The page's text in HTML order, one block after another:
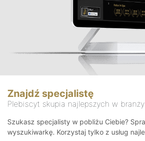
Znajdź specjalistę
Plebiscyt skupia najlepszych w branży
Szukasz specjalisty w pobliżu Ciebie?
wyszukiwarkę. Korzystaj tylko z usług